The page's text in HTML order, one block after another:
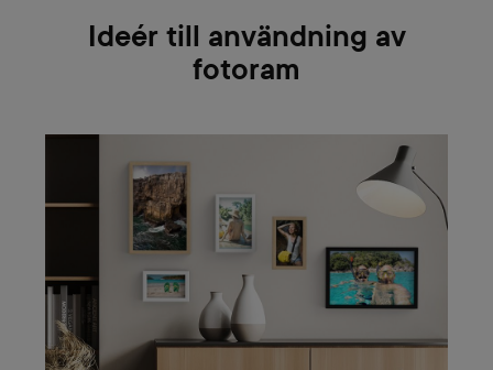
Ideér till användning av
fotoram